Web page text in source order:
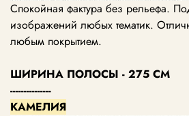
Спокойная фактура без рельефа.
изображений любых тематик.
любым покрытием.
ШИРИНА ПОЛОСЫ - 275 СМ
---------------
КАМЕЛИЯ